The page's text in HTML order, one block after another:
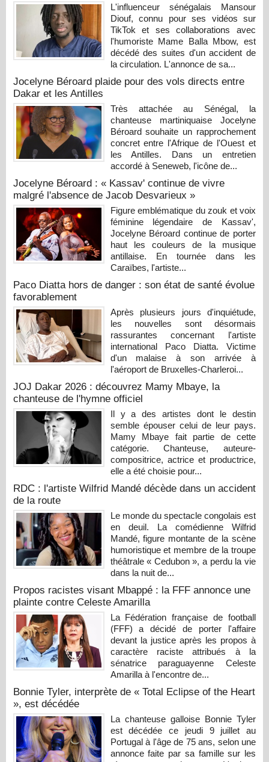
L'influenceur sénégalais Mansour
Diouf, connu pour ses vidéos sur
TikTok et ses collaborations avec
l'humoriste Mame Balla Mbow, est
décédé des suites d'un accident de
la circulation. L'annonce de sa...
Jocelyne Béroard plaide pour des vols directs entre
Dakar et les Antilles
Très attachée au Sénégal, la
chanteuse martiniquaise Jocelyne
Béroard souhaite un rapprochement
concret entre l'Afrique de l'Ouest et
les Antilles. Dans un entretien
accordé à Seneweb, l'icône de...
Jocelyne Béroard : « Kassav' continue de vivre
malgré l'absence de Jacob Desvarieux »
Figure emblématique du zouk et voix
féminine légendaire de Kassav',
Jocelyne Béroard continue de porter
haut les couleurs de la musique
antillaise. En tournée dans les
Caraïbes, l'artiste...
Paco Diatta hors de danger : son état de santé évolue
favorablement
Après plusieurs jours d'inquiétude,
les nouvelles sont désormais
rassurantes concernant l'artiste
international Paco Diatta. Victime
d'un malaise à son arrivée à
l'aéroport de Bruxelles-Charleroi...
JOJ Dakar 2026 : découvrez Mamy Mbaye, la
chanteuse de l'hymne officiel
Il y a des artistes dont le destin
semble épouser celui de leur pays.
Mamy Mbaye fait partie de cette
catégorie. Chanteuse, auteure-
compositrice, actrice et productrice,
elle a été choisie pour...
RDC : l'artiste Wilfrid Mandé décède dans un accident
de la route
Le monde du spectacle congolais est
en deuil. La comédienne Wilfrid
Mandé, figure montante de la scène
humoristique et membre de la troupe
théâtrale « Cedubon », a perdu la vie
dans la nuit de...
Propos racistes visant Mbappé : la FFF annonce une
plainte contre Celeste Amarilla
La Fédération française de football
(FFF) a décidé de porter l'affaire
devant la justice après les propos à
caractère raciste attribués à la
sénatrice paraguayenne Celeste
Amarilla à l'encontre de...
Bonnie Tyler, interprète de « Total Eclipse of the Heart
», est décédée
La chanteuse galloise Bonnie Tyler
est décédée ce jeudi 9 juillet au
Portugal à l'âge de 75 ans, selon une
annonce faite par sa famille sur les